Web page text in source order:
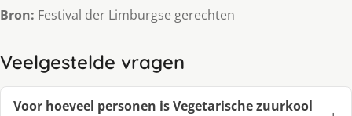
Bron: Festival der Limburgse gerechten
Veelgestelde vragen
Voor hoeveel personen is Vegetarische zuurkool